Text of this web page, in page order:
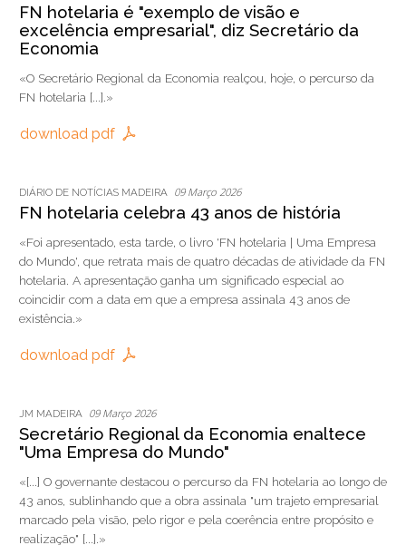
FN hotelaria é "exemplo de visão e
excelência empresarial", diz Secretário da
Economia
«O Secretário Regional da Economia realçou, hoje, o percurso da
FN hotelaria [...].»
download pdf
DIÁRIO DE NOTÍCIAS MADEIRA 09 Março 2026
FN hotelaria celebra 43 anos de história
«Foi apresentado, esta tarde, o livro 'FN hotelaria | Uma Empresa
do Mundo', que retrata mais de quatro décadas de atividade da FN
hotelaria. A apresentação ganha um significado especial ao
coincidir com a data em que a empresa assinala 43 anos de
existência.»
download pdf
JM MADEIRA 09 Março 2026
Secretário Regional da Economia enaltece
"Uma Empresa do Mundo"
«[...] O governante destacou o percurso da FN hotelaria ao longo de
43 anos, sublinhando que a obra assinala "um trajeto empresarial
marcado pela visão, pelo rigor e pela coerência entre propósito e
realização" [...].»